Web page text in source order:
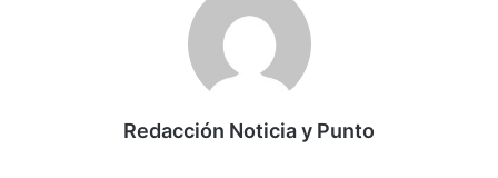
Redacción Noticia y Punto